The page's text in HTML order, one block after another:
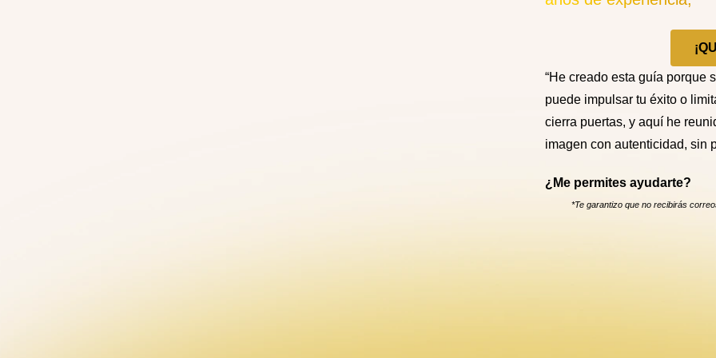
“He creado esta guía porque
puede impulsar tu éxito o
cierra puertas, y aquí he
imagen con autenticidad, sin
¿Me permites ayudarte?
*Te garantizo que no recibirás